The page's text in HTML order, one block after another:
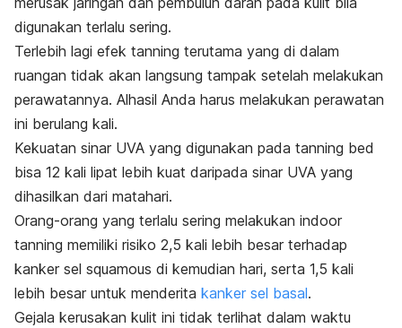
digunakan terlalu sering.
Terlebih lagi efek tanning terutama yang di dalam
ruangan tidak akan langsung tampak setelah melakukan
perawatannya. Alhasil Anda harus melakukan perawatan
ini berulang kali.
Kekuatan sinar UVA yang digunakan pada tanning bed
bisa 12 kali lipat lebih kuat daripada sinar UVA yang
dihasilkan dari matahari.
Orang-orang yang terlalu sering melakukan indoor
tanning memiliki risiko 2,5 kali lebih besar terhadap
kanker sel squamous di kemudian hari, serta 1,5 kali
lebih besar untuk menderita kanker sel basal.
Gejala kerusakan kulit ini tidak terlihat dalam waktu